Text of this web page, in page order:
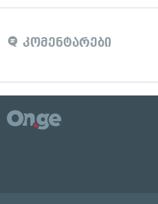
კომენტარები